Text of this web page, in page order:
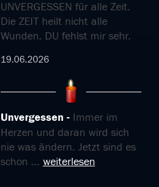
UNVERGESSEN für alle Zeit.
Die ZEIT heilt nicht alle
Wunden. DU fehlst mir sehr.
19.06.2026
Unvergessen
Immer im
Herzen und daran wird sich
nie was ändern. Jetzt sind es
schon ... weiterlesen